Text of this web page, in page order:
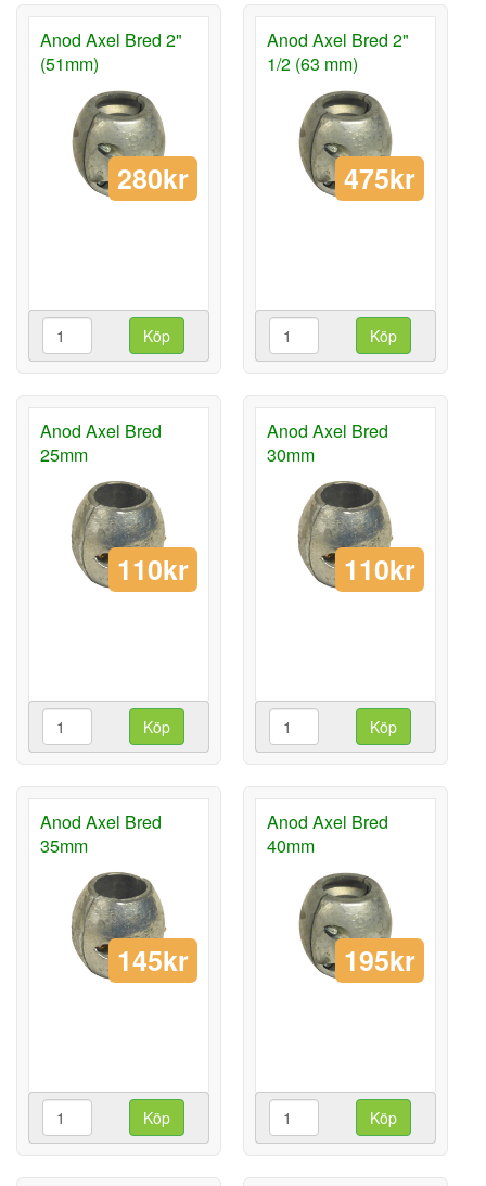
Anod Axel Bred 2"
(51mm)
280kr
Köp
Anod Axel Bred 2"
1/2 (63 mm)
475kr
Köp
Anod Axel Bred
25mm
110kr
Köp
Anod Axel Bred
30mm
110kr
Köp
Anod Axel Bred
35mm
145kr
Köp
Anod Axel Bred
40mm
195kr
Köp